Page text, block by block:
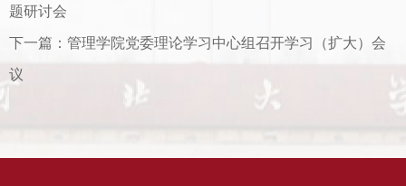
题研讨会
下一篇： 管理学院党委理论学习中心组召开学习（扩大）会
议